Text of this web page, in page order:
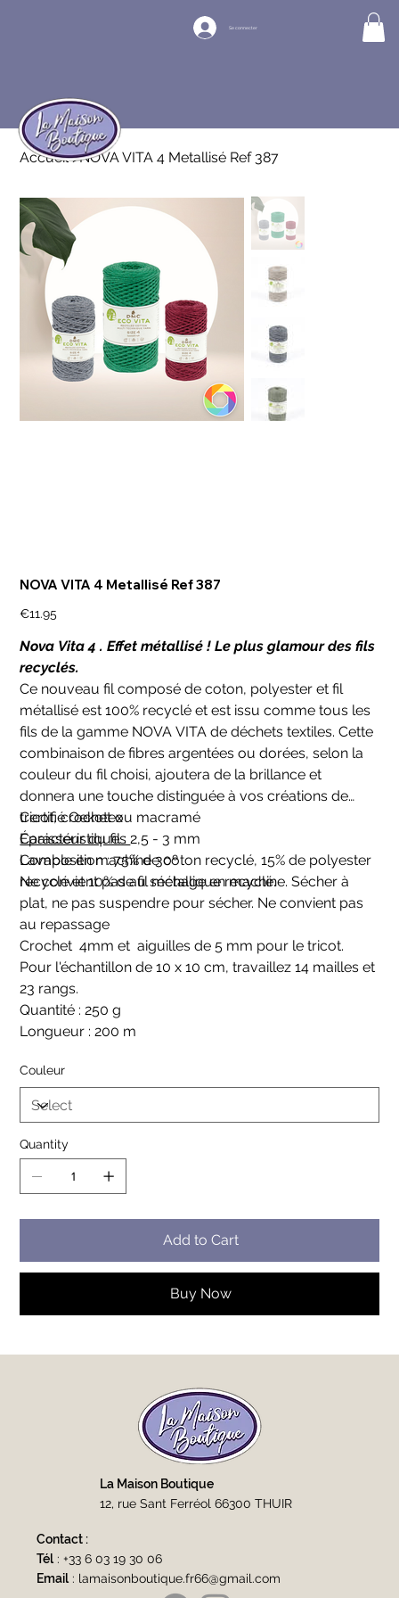
Se connecter
Accueil >NOVA VITA 4 Metallisé Ref 387
NOVA VITA 4 Metallisé Ref 387
Price
€11.95
Nova Vita 4 . Effet métallisé ! Le plus glamour des fils
recyclés.
Ce nouveau fil composé de coton, polyester et fil
métallisé est 100% recyclé et est issu comme tous les
fils de la gamme NOVA VITA de déchets textiles. Cette
combinaison de fibres argentées ou dorées, selon la
couleur du fil choisi, ajoutera de la brillance et
donnera une touche distinguée à vos créations de
tricot, crochet ou macramé
Caractéristiques:
Composition : 75% de coton recyclé, 15% de polyester
recyclé et 10% de fil métallique recyclé.
Certifié Oekotex
Épaisseur du fil : 2,5 - 3 mm
Lavable en machine 30º
Ne convient pas au séchage en machine. Sécher à
plat, ne pas suspendre pour sécher. Ne convient pas
au repassage
Crochet 4mm et aiguilles de 5 mm pour le tricot.
Pour l'échantillon de 10 x 10 cm, travaillez 14 mailles et
23 rangs.
Quantité : 250 g
Longueur : 200 m
Couleur
Quantity
Add to Cart
Buy Now
La Maison Boutique
12, rue Sant Ferréol 66300 THUIR
Contact :
Tél :+33 6 03 19 30 06
Email : lamaisonboutique.fr66@gmail.com